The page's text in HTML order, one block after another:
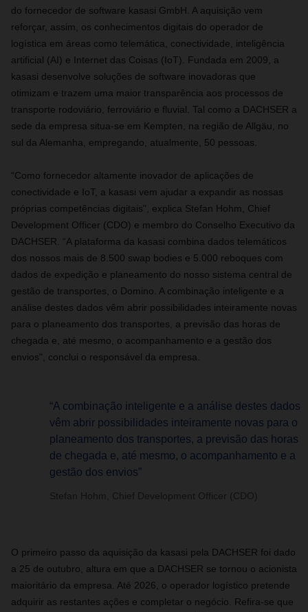
do fornecedor de software kasasi GmbH. A aquisição vem
reforçar, assim, os conhecimentos digitais do operador de
logística em áreas como telemática, conectividade, inteligência
artificial (AI) e Internet das Coisas (IoT). Fundada em 2009, a
kasasi desenvolve soluções de software inovadoras que
otimizam e trazem uma maior transparência aos processos de
transporte rodoviário, ferroviário e fluvial. Tal como a DACHSER a
sede da empresa situa-se em Kempten, na região de Allgäu, no
sul da Alemanha, empregando, atualmente, 50 pessoas.
“Como fornecedor altamente inovador de aplicações de
conectividade e IoT, a kasasi vem ajudar a expandir as nossas
próprias competências digitais", explica Stefan Hohm, Chief
Development Officer (CDO) e membro do Conselho Executivo da
DACHSER. “A plataforma da kasasi combina dados telemáticos
dos nossos mais de 8.500 swap bodies e 5.000 reboques com
dados de expedição e planeamento do nosso sistema central de
gestão de transportes, o Domino. A combinação inteligente e a
análise destes dados vêm abrir possibilidades inteiramente novas
para o planeamento dos transportes, a previsão das horas de
chegada e, até mesmo, o acompanhamento e a gestão dos
envios", conclui o responsável da empresa.
“A combinação inteligente e a análise destes dados
vêm abrir possibilidades inteiramente novas para o
planeamento dos transportes, a previsão das horas
de chegada e, até mesmo, o acompanhamento e a
gestão dos envios”
Stefan Hohm, Chief Development Officer (CDO)
O primeiro passo da aquisição da kasasi pela DACHSER foi dado
a 25 de outubro, altura em que a DACHSER se tornou o acionista
maioritário da empresa. Até 2026, o operador logístico pretende
adquirir as restantes ações e completar o negócio. Refira-se que